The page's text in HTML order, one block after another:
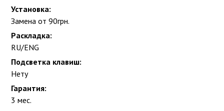
Установка:
Замена от 90грн.
Раскладка:
RU/ENG
Подсветка клавиш:
Нету
Гарантия:
3 мес.